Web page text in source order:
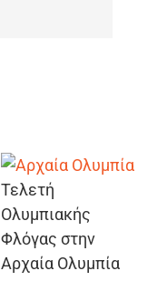
Τελετή
Ολυμπιακής
Φλόγας στην
Αρχαία Ολυμπία